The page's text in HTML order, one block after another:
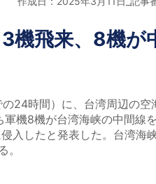
機飛来、8機が
24時間）に、台湾周辺の空
機8機が台湾海峡の中間線
入したと発表した。台湾海峡
。